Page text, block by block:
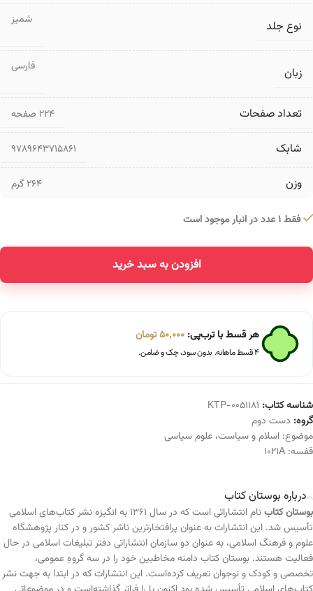
نوع جلد شمیز
زبان فارسی
تعداد صفحات ۲۲۴ صفحه
شابک 9789643715861
وزن 264 گرم
فقط 1 عدد در انبار موجود است
افزودن به سبد خرید
هر قسط با ترب‌پی: 50,000تومان
۴ قسط ماهانه. بدون سود، چک و ضامن.
شناسه کتاب: KTP-0051181
گروه: دست دوم
موضوع: اسلام و سیاست، علوم سیاسی
قفسه: 1021A
درباره بوستان کتاب
بوستان کتاب
نام انتشاراتی است که در سال ۱۳۶۱ به انگیزه نشر کتاب‌های اسلامی
تأسیس شد. این انتشارات به عنوان پرافتخارترین ناشر کشور و در کنار پژوهشگاه
علوم و فرهنگ اسلامی، به عنوان دو سازمان انتشاراتی دفتر تبلیغات اسلامی در حال
فعالیت هستند. بوستان کتاب دامنه مخاطبین خود را در سه گروهِ عمومی،
تخصصی و کودک و نوجوان تعریف کرده‌است. این انتشارات که در ابتدا به جهت نشر